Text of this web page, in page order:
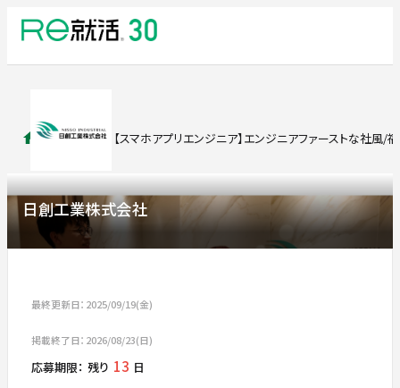
求人検索 【スマホアプリエンジニア】エンジニアファーストな社
日創工業株式会社
最終更新日：2025/09/19(金)
掲載終了日：2026/08/23(日)
応募期限： 残り 13 日